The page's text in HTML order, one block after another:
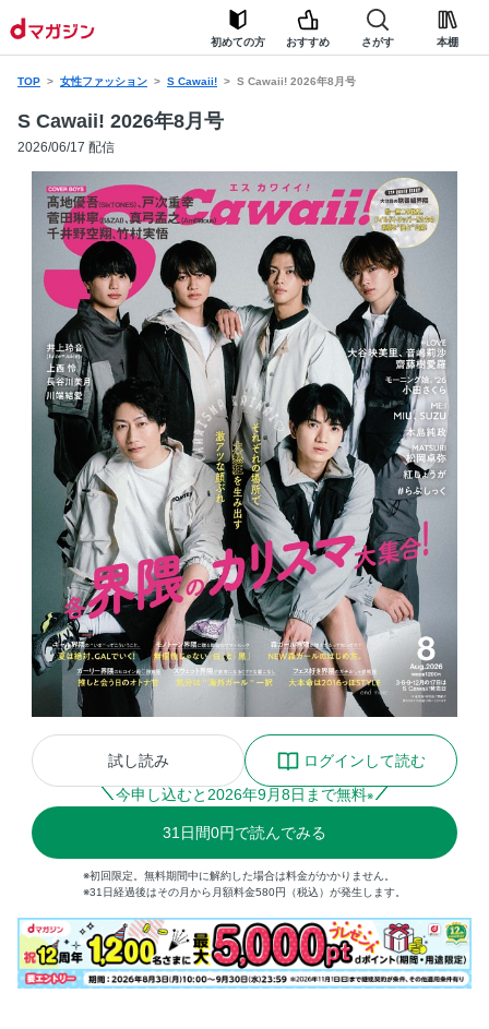
初めての方 おすすめ さがす 本棚
TOP 女性ファッション S Cawaii! S Cawaii! 2026年8月号
S Cawaii! 2026年8月号
2026/06/17 配信
試し読み
ログインして読む
今申し込むと 2026年9月8日まで無料※
31 日間0円で読んでみる
※初回限定。無料期間中に解約した場合は料金がかかりません。
※31日経過後はその月から月額料金580円（税込）が発生します。